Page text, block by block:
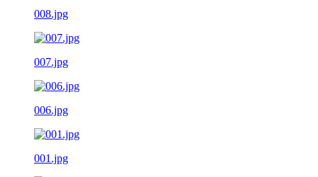
008.jpg
007.jpg
006.jpg
001.jpg